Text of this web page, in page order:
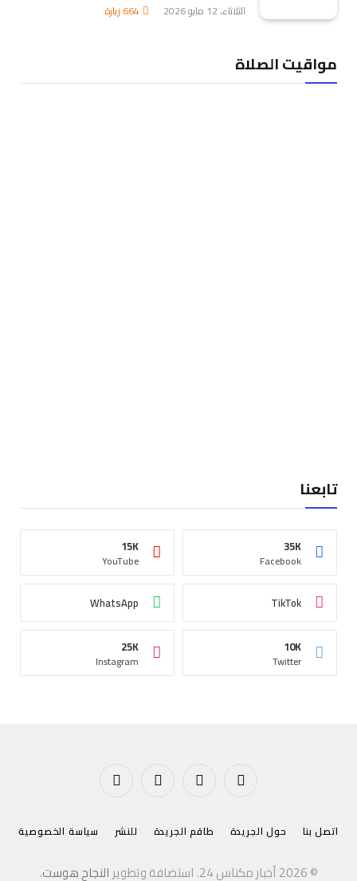
الثلاثاء، 12 مايو 2026 664 زيارة
مواقيت الصلاة
تابعنا
Facebook
35K
YouTube
15K
TikTok
WhatsApp
Twitter
10K
Instagram
25K
فيسبوك X الانستغراميوتيوب
اتصل بنا حول الجريدة طاقم الجريدة للنشر سياسة الخصوصية
© 2026 أخبار مكناس 24. استضافة وتطوير النجاح هوست.